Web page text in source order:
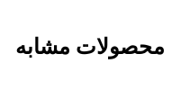
محصولات مشابه